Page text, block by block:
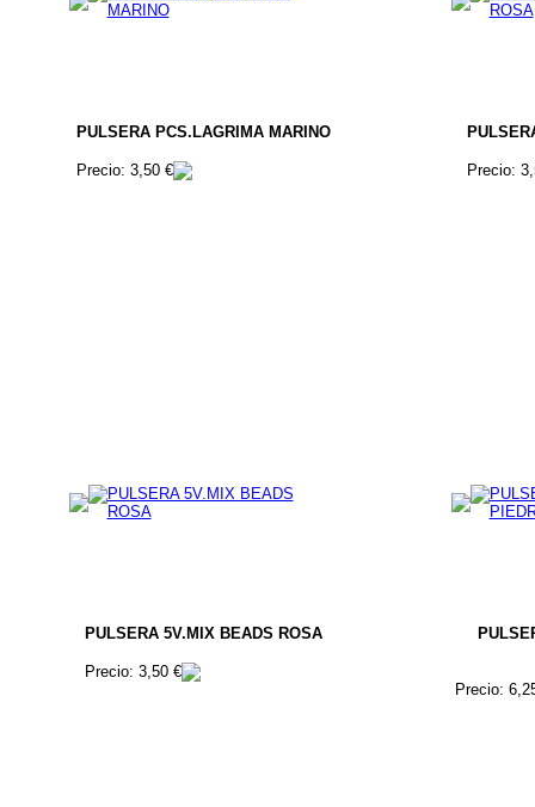
PULSERA PCS.LAGRIMA MARINO
Precio: 3,50 € Precio:
PULSERA 5V.MIX BEADS ROSA
Precio: 3,50 €
Precio: